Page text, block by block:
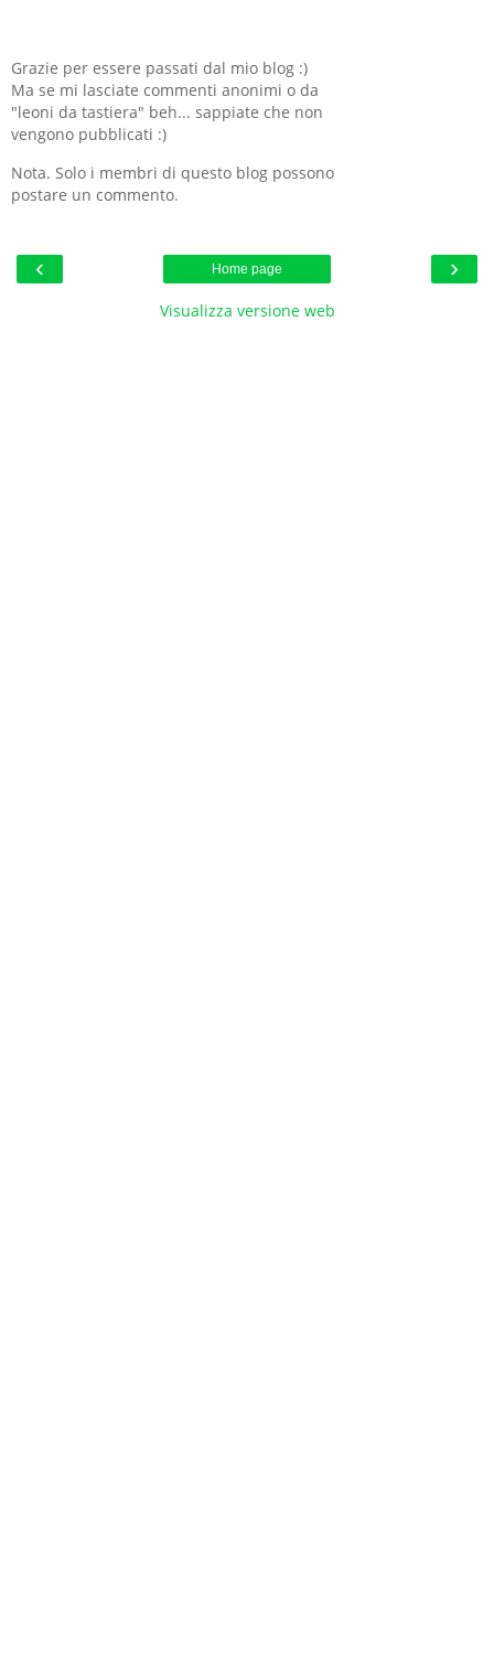
Grazie per essere passati dal mio blog :)
Ma se mi lasciate commenti anonimi o da
"leoni da tastiera" beh... sappiate che non
vengono pubblicati :)
Nota. Solo i membri di questo blog possono
postare un commento.
‹ ›
Home page
Visualizza versione web